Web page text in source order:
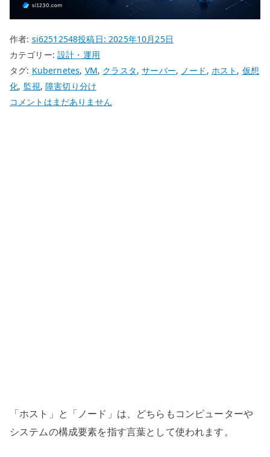
作者: si62512548投稿日:2025年10月25日
カテゴリー:設計・運用
タグ: Kubernetes, VM, クラスタ,サーバー, ノード , ホスト , 仮想
化, 監視,障害切り分け
ホ
を
分
コメントはまだありません
「ホスト」と「ノード」は、どちらもコンピューターや
システムの構成要素を指す言葉として使われます。